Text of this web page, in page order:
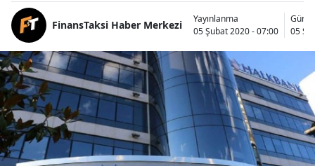
FinansTaksi Haber Merkezi
Yayınlanma
05 Şubat 2020 - 07:00
05